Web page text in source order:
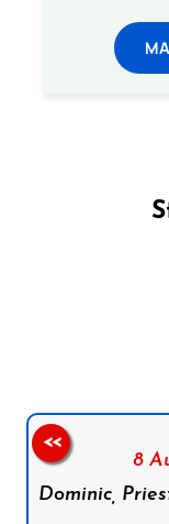
8
Dominic,
<<